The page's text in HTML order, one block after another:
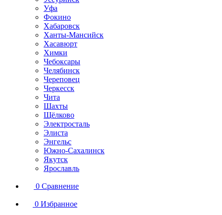
Уфа
Фокино
Хабаровск
Ханты-Мансийск
Хасавюрт
Химки
Чебоксары
Челябинск
Череповец
Черкесск
Чита
Шахты
Щёлково
Электросталь
Элиста
Энгельс
Южно-Сахалинск
Якутск
Ярославль
0 Сравнение
0 Избранное